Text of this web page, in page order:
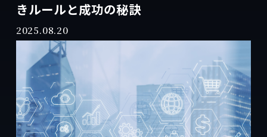
きルールと成功の秘訣
2025.08.20